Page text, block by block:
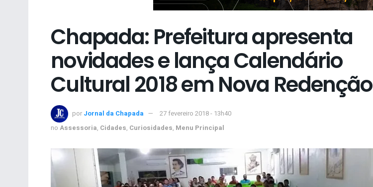
Chapada: Prefeitura apresenta
novidades e lança Calendário
Cultural 2018 em Nova Redenção
por Jornal da Chapada
27 fevereiro 2018 - 13h40
no Assessoria, Cidades, Curiosidades, Menu Principal